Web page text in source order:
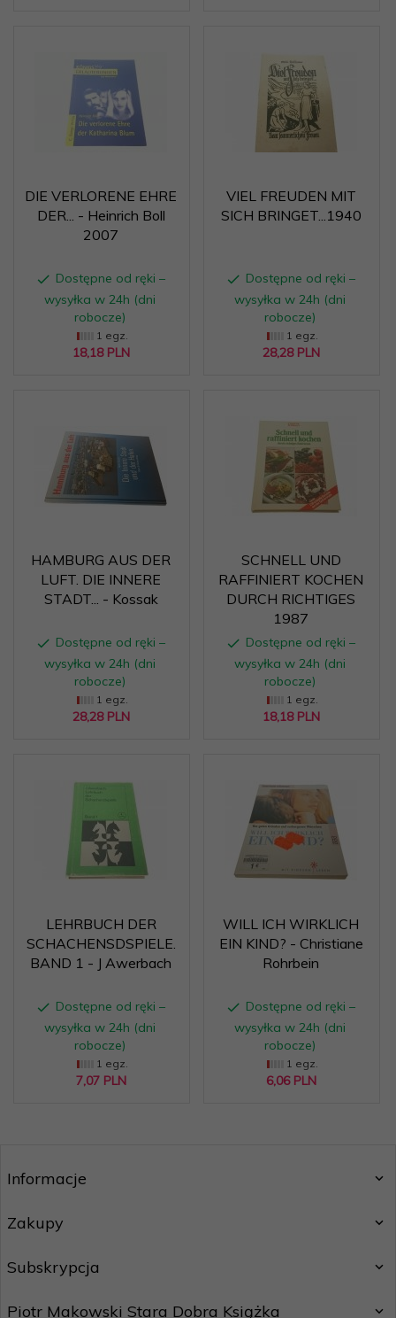
DIE VERLORENE EHRE
DER... - Heinrich Boll
2007
Dostępne od ręki –
wysyłka w 24h (dni
robocze)
1 egz.
18,18 PLN
VIEL FREUDEN MIT
SICH BRINGET...1940
Dostępne od ręki –
wysyłka w 24h (dni
robocze)
1 egz.
28,28 PLN
HAMBURG AUS DER
LUFT. DIE INNERE
STADT... - Kossak
Dostępne od ręki –
wysyłka w 24h (dni
robocze)
1 egz.
28,28 PLN
SCHNELL UND
RAFFINIERT KOCHEN
DURCH RICHTIGES
1987
Dostępne od ręki –
wysyłka w 24h (dni
robocze)
1 egz.
18,18 PLN
LEHRBUCH DER
SCHACHENSDSPIELE.
BAND 1 - J Awerbach
Dostępne od ręki –
wysyłka w 24h (dni
robocze)
1 egz.
7,07 PLN
WILL ICH WIRKLICH
EIN KIND? - Christiane
Rohrbein
Dostępne od ręki –
wysyłka w 24h (dni
robocze)
1 egz.
6,06 PLN
Informacje
Zakupy
Subskrypcja
Piotr Makowski Stara Dobra Książka